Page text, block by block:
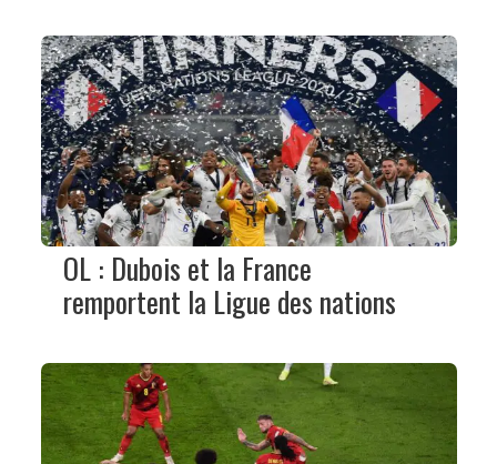
OL : Dubois et la France
remportent la Ligue des nations